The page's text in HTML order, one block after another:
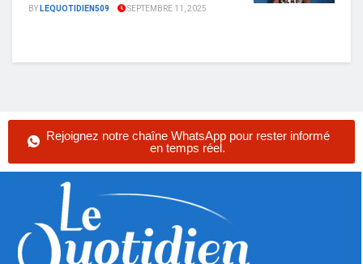
BYLEQUOTIDIEN509 SEPTEMBRE 11, 2025
Rejoignez notre chaîne WhatsApp pour rester informé
en temps réel.